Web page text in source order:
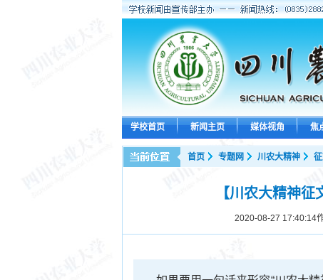
学校首页 新闻主页 媒体视角 焦
首页 专题网 川农大精神
【川农大精神
2020-08-27 17:40:14